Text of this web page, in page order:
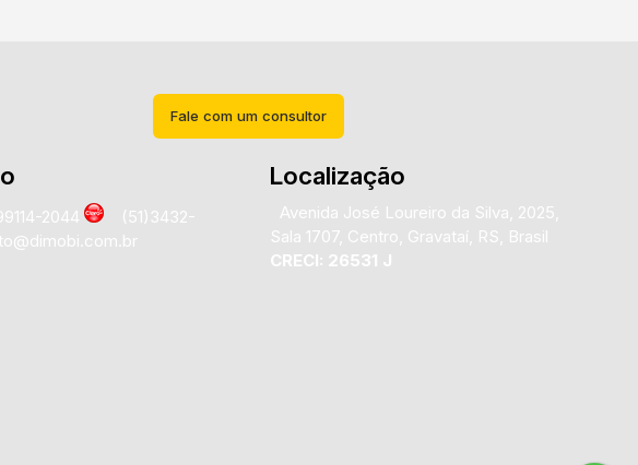
Fale com um consultor
2044
(51)3432-
Localização
Avenida José Loureiro da Silva, 2025,
Sala 1707, Centro, Gravataí, RS, Brasil
CRECI: 26531 J